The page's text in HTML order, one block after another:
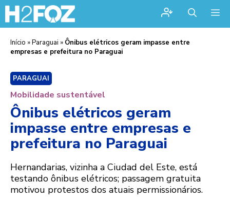
Início »Paraguai » Ônibus elétricos geram impasse entre
empresas e prefeitura no Paraguai
PARAGUAI
Mobilidade sustentável
Ônibus elétricos geram
impasse entre empresas e
prefeitura no Paraguai
Hernandarias, vizinha a Ciudad del Este, está
testando ônibus elétricos; passagem gratuita
motivou protestos dos atuais permissionários.